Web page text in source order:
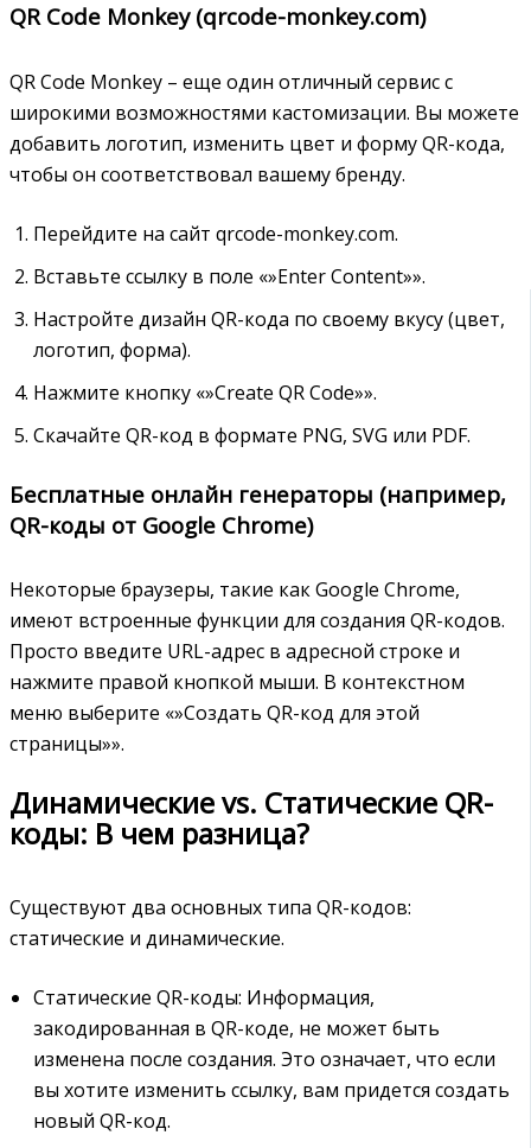
QR Code Monkey (qrcode-monkey.com)
QR Code Monkey – еще один отличный сервис с
широкими возможностями кастомизации. Вы можете
добавить логотип, изменить цвет и форму QR-кода,
чтобы он соответствовал вашему бренду.
Перейдите на сайт qrcode-monkey.com.
Вставьте ссылку в поле «»Enter Content»».
Настройте дизайн QR-кода по своему вкусу (цвет,
логотип, форма).
Нажмите кнопку «»Create QR Code»».
Скачайте QR-код в формате PNG, SVG или PDF.
Бесплатные онлайн генераторы (например,
QR-коды от Google Chrome)
Некоторые браузеры, такие как Google Chrome,
имеют встроенные функции для создания QR-кодов.
Просто введите URL-адрес в адресной строке и
нажмите правой кнопкой мыши. В контекстном
меню выберите «»Создать QR-код для этой
страницы»».
Динамические vs. Статические QR-
коды: В чем разница?
Существуют два основных типа QR-кодов:
статические и динамические.
Статические QR-коды: Информация,
закодированная в QR-коде, не может быть
изменена после создания. Это означает, что если
вы хотите изменить ссылку, вам придется создать
новый QR-код.